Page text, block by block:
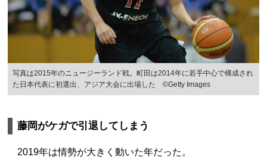
写真は2015年のニュージーランド戦。町田は2014年に若手中心で構成され
た日本代表に初選出、アジア大会に出場した ©Getty Images
藤岡がケガで引退してしまう
2019年は情勢が大きく動いた年だった。